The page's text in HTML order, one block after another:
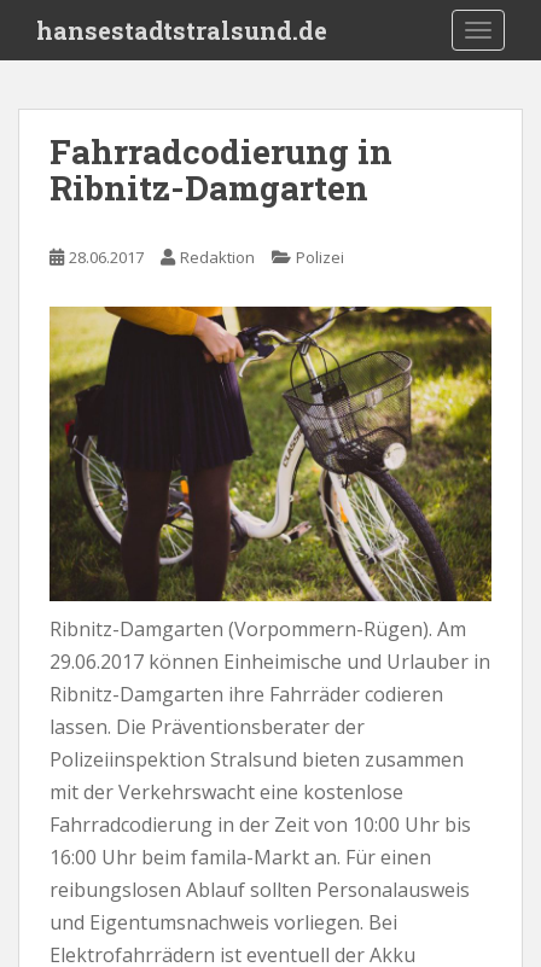
i
hansestadtstralsund.de
Fahrradcodierung in
Ribnitz-Damgarten
28.06.2017 Redaktion Polizei
Ribnitz-Damgarten (Vorpommern-Rügen). Am
29.06.2017 können Einheimische und Urlauber in
Ribnitz-Damgarten ihre Fahrräder codieren
lassen. Die Präventionsberater der
Polizeiinspektion Stralsund bieten zusammen
mit der Verkehrswacht eine kostenlose
Fahrradcodierung in der Zeit von 10:00 Uhr bis
16:00 Uhr beim famila-Markt an. Für einen
reibungslosen Ablauf sollten Personalausweis
und Eigentumsnachweis vorliegen. Bei
Elektrofahrrädern ist eventuell der Akku